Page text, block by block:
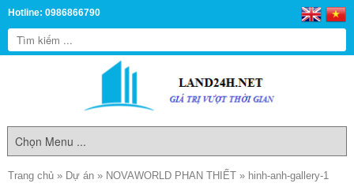
Hotline: 0986866790
Trang chủ » Dự án » NOVAWORLD PHAN THIẾT » hinh-anh-gallery-1